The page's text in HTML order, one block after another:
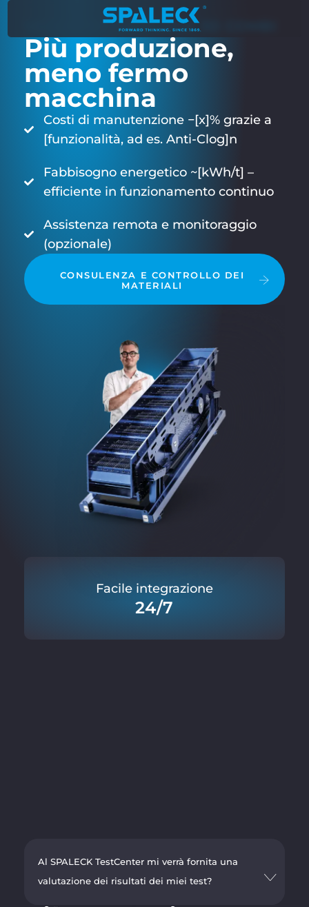
VAGLIATRICE SPALECK 3D COMBI
Più produzione,
meno fermo
macchina
Costi di manutenzione −[x]% grazie a
[funzionalità, ad es. Anti-Clog]n
Fabbisogno energetico ~[kWh/t] –
efficiente in funzionamento continuo
Assistenza remota e monitoraggio
(opzionale)
CONSULENZA E CONTROLLO DEI
MATERIALI
Facile integrazione
24/7
Al SPALECK TestCenter mi verrà fornita una
valutazione dei risultati dei miei test?